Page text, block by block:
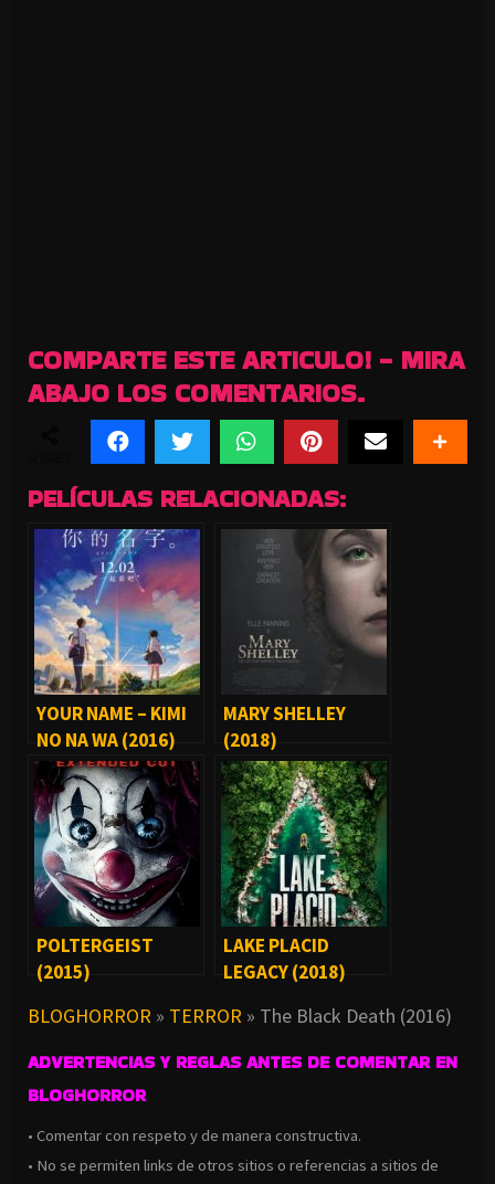
COMPARTE ESTE ARTICULO! - MIRA
ABAJO LOS COMENTARIOS.
PELÍCULAS RELACIONADAS:
YOUR NAME – KIMI
NO NA WA (2016)
MARY SHELLEY
(2018)
POLTERGEIST
(2015)
LAKE PLACID
LEGACY (2018)
BLOGHORROR » TERROR » The Black Death (2016)
ADVERTENCIAS Y REGLAS ANTES DE COMENTAR EN
BLOGHORROR
• Comentar con respeto y de manera constructiva.
• No se permiten links de otros sitios o referencias a sitios de